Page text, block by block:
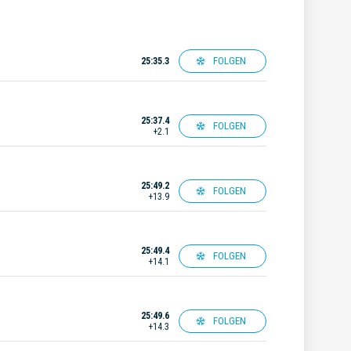
25:35.3 FOLGEN
25:37.4
+2.1
FOLGEN
25:49.2
+13.9
FOLGEN
25:49.4
+14.1
FOLGEN
25:49.6
+14.3
FOLGEN